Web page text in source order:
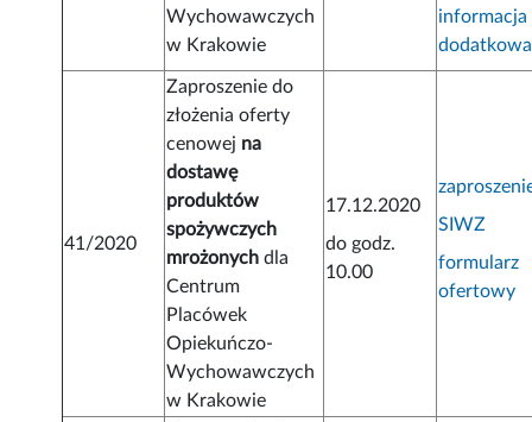
Wychowawczych
w Krakowie
informacja
dodatkowa
41/2020
Zaproszenie do
złożenia oferty
cenowej na
dostawę
produktów
spożywczych
mrożonych dla
Centrum
Placówek
Opiekuńczo-
Wychowawczych
w Krakowie
17.12.2020
do godz.
10.00
SIWZ
formularz
ofertowy